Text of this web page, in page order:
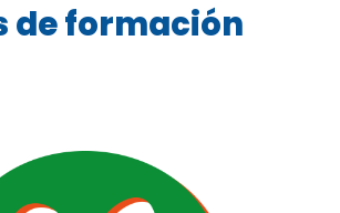
de formación